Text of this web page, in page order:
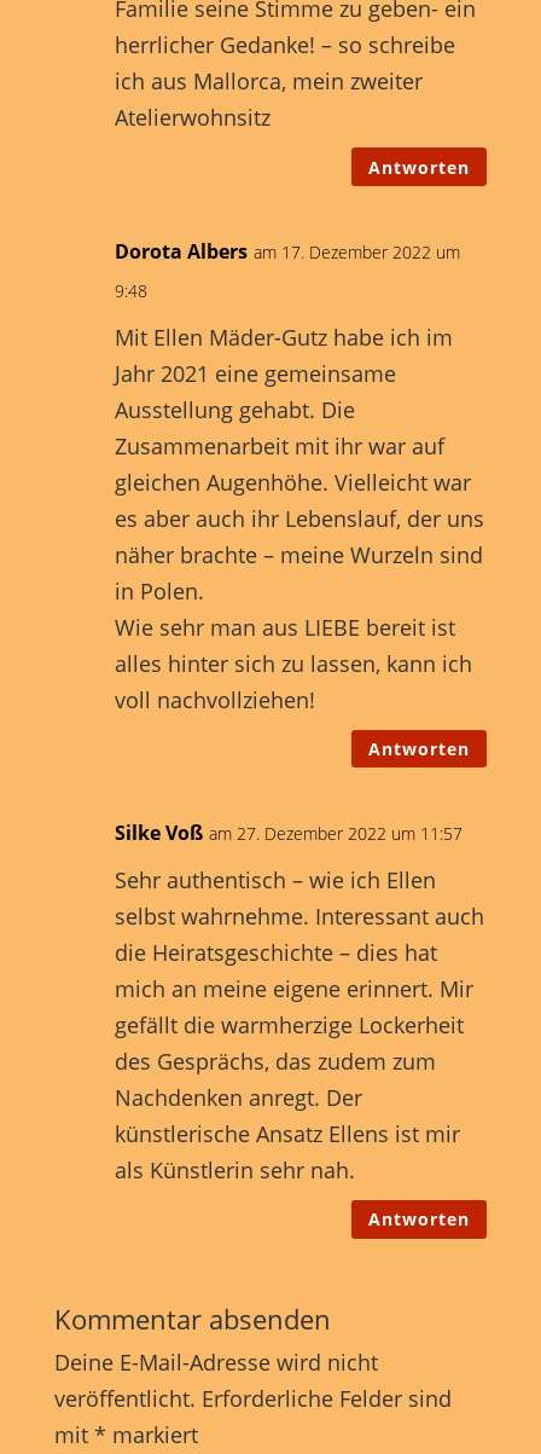
Familie seine Stimme zu geben- ein
herrlicher Gedanke! – so schreibe
ich aus Mallorca, mein zweiter
Atelierwohnsitz
Antworten
Dorota Albers am 17. Dezember 2022 um
9:48
Mit Ellen Mäder-Gutz habe ich im
Jahr 2021 eine gemeinsame
Ausstellung gehabt. Die
Zusammenarbeit mit ihr war auf
gleichen Augenhöhe. Vielleicht war
es aber auch ihr Lebenslauf, der uns
näher brachte – meine Wurzeln sind
in Polen.
Wie sehr man aus LIEBE bereit ist
alles hinter sich zu lassen, kann ich
voll nachvollziehen!
Antworten
Silke Voß am 27. Dezember 2022 um 11:57
Sehr authentisch – wie ich Ellen
selbst wahrnehme. Interessant auch
die Heiratsgeschichte – dies hat
mich an meine eigene erinnert. Mir
gefällt die warmherzige Lockerheit
des Gesprächs, das zudem zum
Nachdenken anregt. Der
künstlerische Ansatz Ellens ist mir
als Künstlerin sehr nah.
Antworten
Kommentar absenden
Deine E-Mail-Adresse wird nicht
veröffentlicht. Erforderliche Felder sind
mit * markiert